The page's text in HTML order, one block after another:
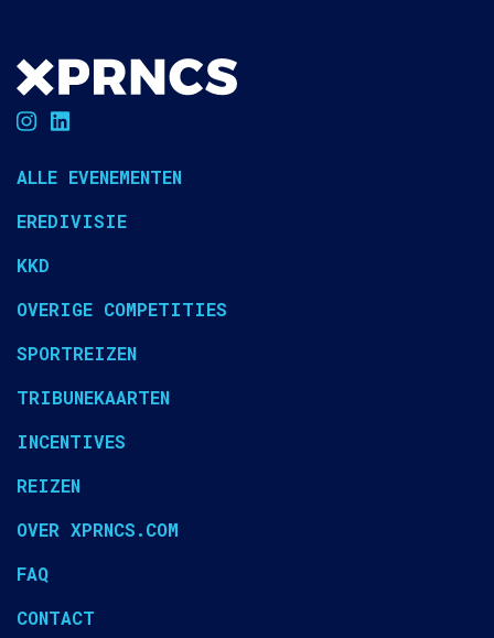
ALLE EVENEMENTEN
EREDIVISIE
KKD
OVERIGE COMPETITIES
SPORTREIZEN
TRIBUNEKAARTEN
INCENTIVES
REIZEN
OVER XPRNCS.COM
FAQ
CONTACT